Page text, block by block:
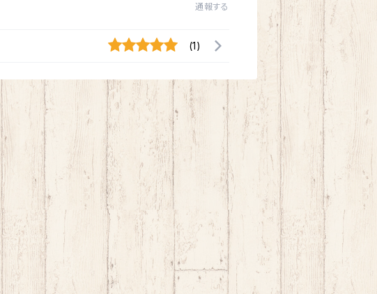
通報する
(1)